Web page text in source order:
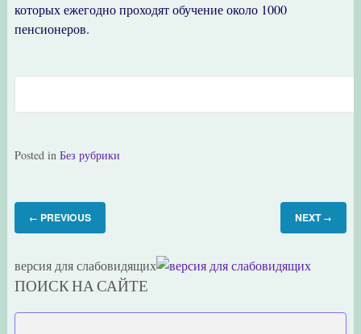
которых ежегодно проходят обучение около 1000
пенсионеров.
Posted in Без рубрики
← PREVIOUS NEXT →
версия для слабовидящих
ПОИСК НА САЙТЕ